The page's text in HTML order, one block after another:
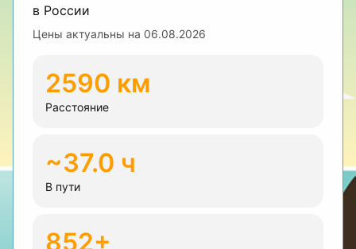
в России
Цены актуальны на 06.08.2026
2590 км
Расстояние
~37.0 ч
В пути
852+